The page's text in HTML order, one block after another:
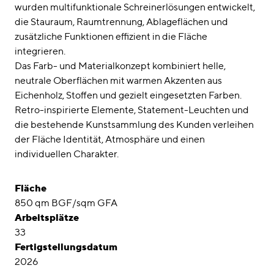
wurden multifunktionale Schreinerlösungen entwickelt,
die Stauraum, Raumtrennung, Ablageflächen und
zusätzliche Funktionen effizient in die Fläche
integrieren.
Das Farb- und Materialkonzept kombiniert helle,
neutrale Oberflächen mit warmen Akzenten aus
Eichenholz, Stoffen und gezielt eingesetzten Farben.
Retro-inspirierte Elemente, Statement-Leuchten und
die bestehende Kunstsammlung des Kunden verleihen
der Fläche Identität, Atmosphäre und einen
individuellen Charakter.
Fläche
850 qm BGF/sqm GFA
Arbeitsplätze
33
Fertigstellungsdatum
2026